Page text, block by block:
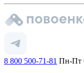
8 800 500-71-81 Пн-Пт